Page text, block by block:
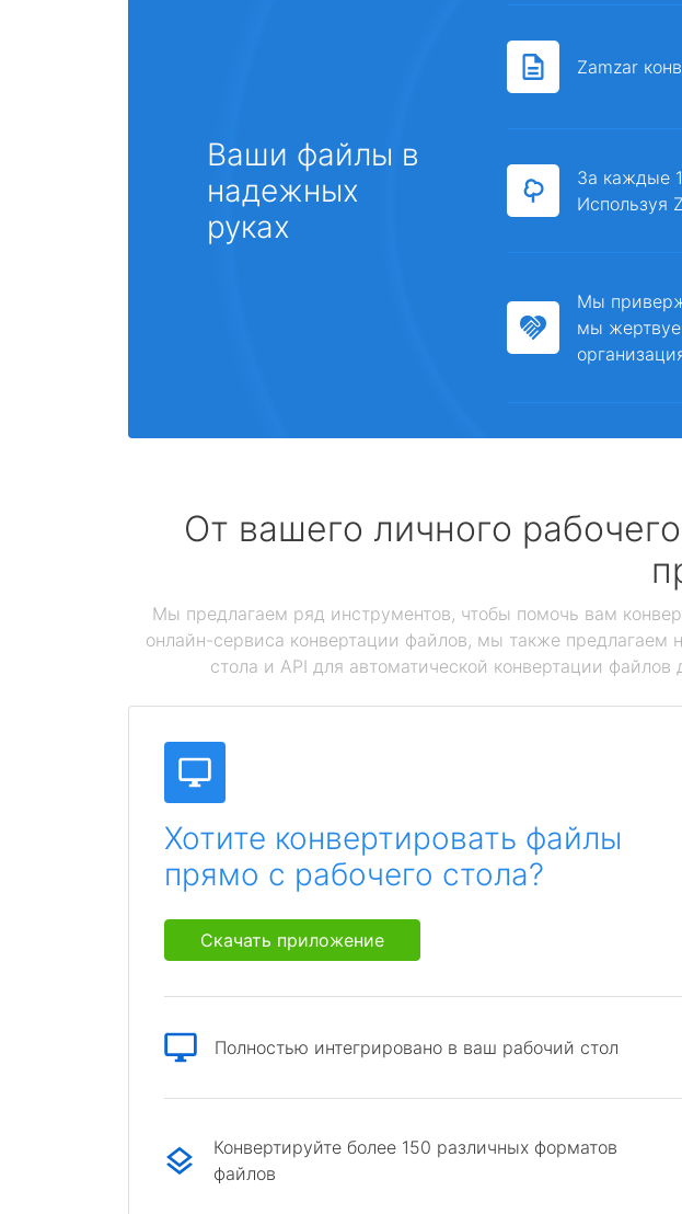
Ваши файлы в
надежных
руках
Zamzar
За каждые
Используя
Мы
мы
От вашего личного
Мы предлагаем ряд инструментов, чтобы помочь вам
онлайн-сервиса конвертации файлов, мы также предлагаем
стола и API для автоматической конвертации
Хотите конвертировать файлы
прямо с рабочего стола?
Скачать приложение
Полностью интегрировано в ваш рабочий стол
Конвертируйте более 150 различных форматов
файлов